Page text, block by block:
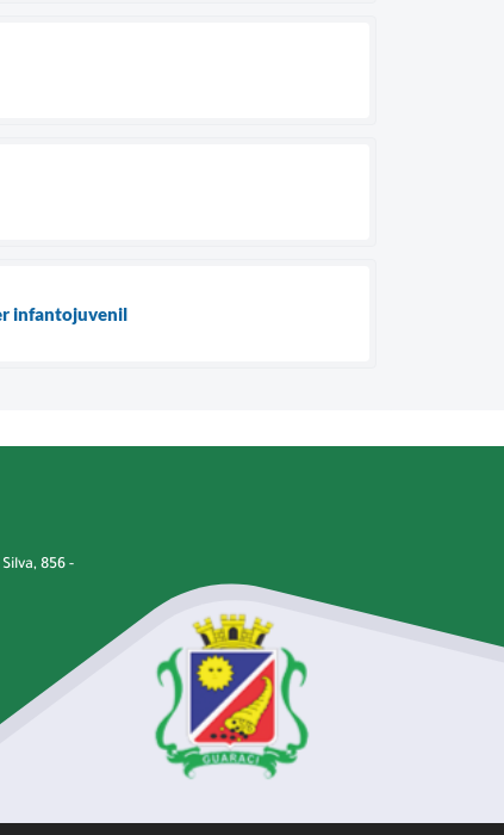
infantojuvenil
856 -